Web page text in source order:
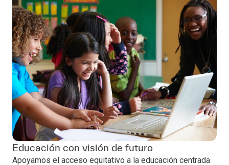
Educación con visión de futuro
Apoyamos el acceso equitativo a la educación centrada